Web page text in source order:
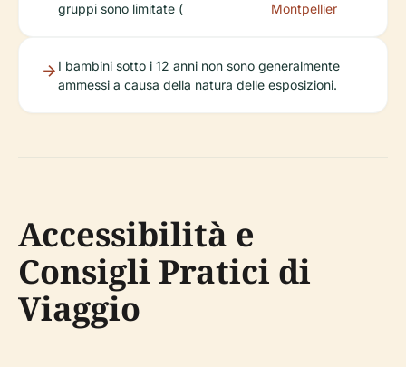
gruppi sono limitate (
Montpellier
I bambini sotto i 12 anni non sono generalmente
ammessi a causa della natura delle esposizioni.
Accessibilità e
Consigli Pratici di
Viaggio